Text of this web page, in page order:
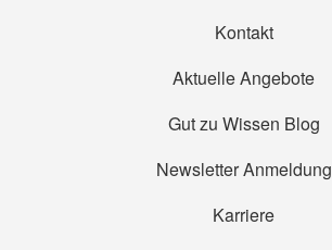
Kontakt
Aktuelle Angebote
Gut zu Wissen Blog
Newsletter Anmeldung
Karriere